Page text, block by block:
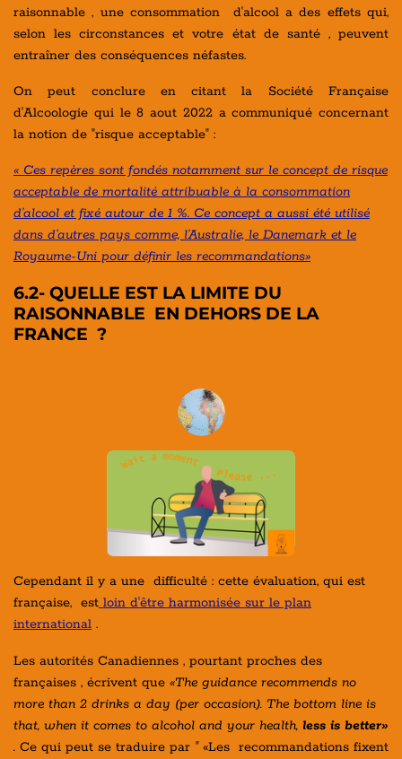
raisonnable , une consommation d'alcool a des effets qui,
selon les circonstances et votre état de santé , peuvent
entraîner des conséquences néfastes.
On peut conclure en citant la Société Française
d'Alcoologie qui le 8 aout 2022 a communiqué concernant
la notion de "risque acceptable" :
« Ces repères sont fondés notamment sur le concept de risque
acceptable de mortalité attribuable à la consommation
d’alcool et fixé autour de 1 %. Ce concept a aussi été utilisé
dans d’autres pays comme, l’Australie, le Danemark et le
Royaume-Uni pour définir les recommandations»
6.2- QUELLE EST LA LIMITE DU
RAISONNABLE EN DEHORS DE LA
FRANCE ?
Cependant il y a une difficulté : cette évaluation, qui est
française, est loin d'être harmonisée sur le plan
international .
Les autorités Canadiennes , pourtant proches des
françaises , écrivent que «The guidance recommends no
more than 2 drinks a day (per occasion). The bottom line is
that, when it comes to alcohol and your health, less is better»
. Ce qui peut se traduire par " «Les recommandations fixent